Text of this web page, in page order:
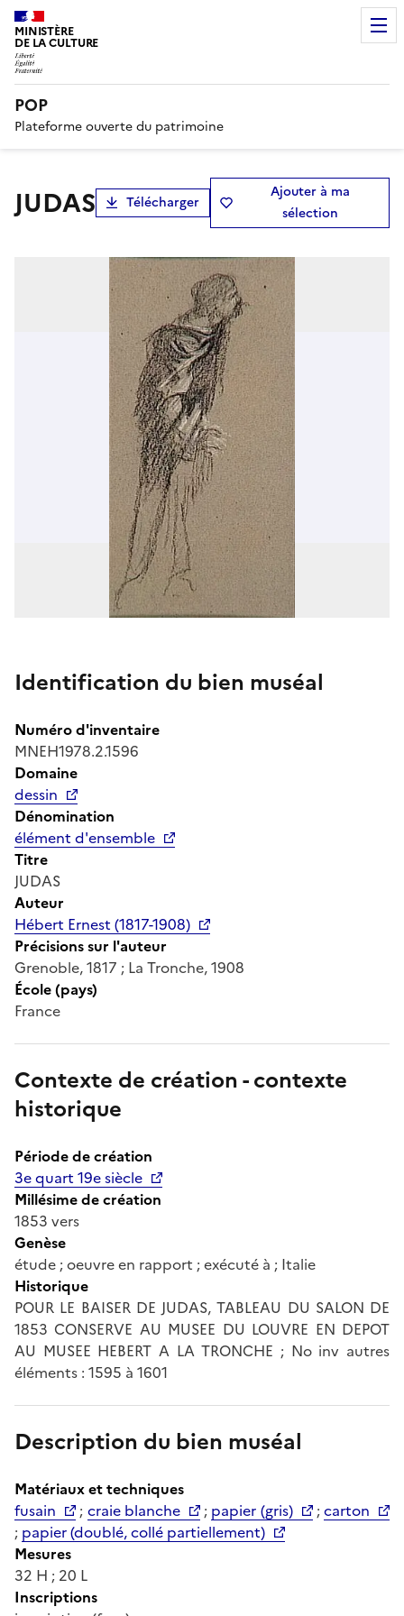
MINISTÈRE
DE LA CULTURE
POP
Plateforme ouverte du patrimoine
JUDAS Télécharger
Ajouter à ma
sélection
Identification du bien muséal
Numéro d'inventaire
MNEH1978.2.1596
Domaine
dessin
Dénomination
élément d'ensemble
Titre
JUDAS
Auteur
Hébert Ernest (1817-1908)
Précisions sur l'auteur
Grenoble, 1817 ; La Tronche, 1908
École (pays)
France
Contexte de création - contexte
historique
Période de création
3e quart 19e siècle
Millésime de création
1853 vers
Genèse
étude ; oeuvre en rapport ; exécuté à ; Italie
Historique
POUR LE BAISER DE JUDAS, TABLEAU DU SALON DE
1853 CONSERVE AU MUSEE DU LOUVRE EN DEPOT
AU MUSEE HEBERT A LA TRONCHE ; No inv autres
éléments : 1595 à 1601
Description du bien muséal
Matériaux et techniques
fusain
; craie blanche ; papier (gris) ;carton
; papier (doublé, collé partiellement)
Mesures
32 H ; 20 L
Inscriptions